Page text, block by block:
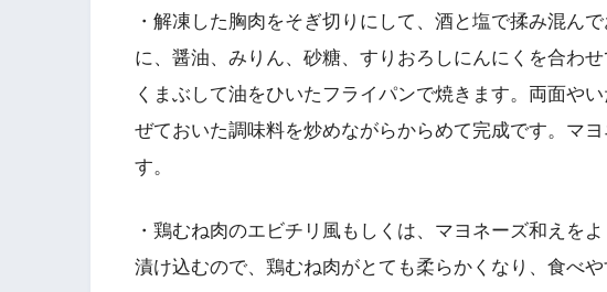
・解凍した胸肉をそぎ切りにして、酒と塩で揉み混ん
に、醤油、みりん、砂糖、すりおろしにんにくを合わ
くまぶして油をひいたフライパンで焼きます。両面や
ぜておいた調味料を炒めながらからめて完成です。マ
す。
・鶏むね肉のエビチリ風もしくは、マヨネーズ和えを
漬け込むので、鶏むね肉がとても柔らかくなり、食べ